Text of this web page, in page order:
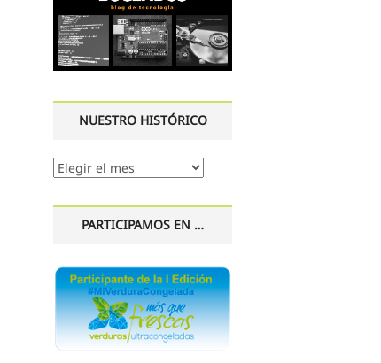
NUESTRO HISTÓRICO
Nuestro
PARTICIPAMOS EN …